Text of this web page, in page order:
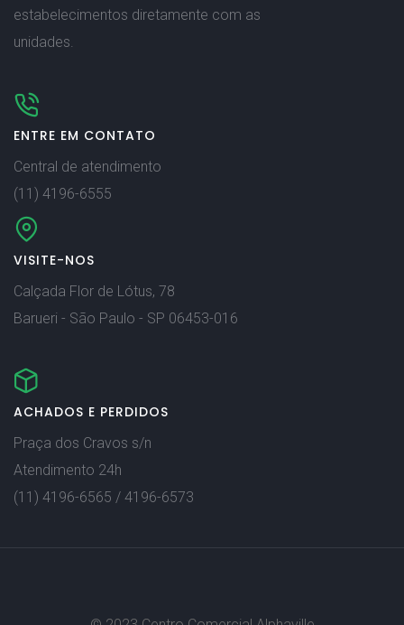
estabelecimentos diretamente com as
unidades.
ENTRE EM CONTATO
Central de atendimento
(11) 4196-6555
VISITE-NOS
Calçada Flor de Lótus, 78
Barueri - São Paulo - SP 06453-016
ACHADOS E PERDIDOS
Praça dos Cravos s/n
Atendimento 24h
(11) 4196-6565 / 4196-6573